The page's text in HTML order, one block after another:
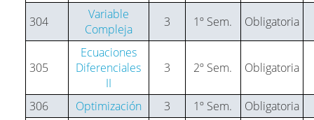
304
Variable
Compleja
3 1º Sem. Obligatoria
305
Ecuaciones
Diferenciales
II
3 2º Sem. Obligatoria
306 Optimización 3 1º Sem.
Obligatoria